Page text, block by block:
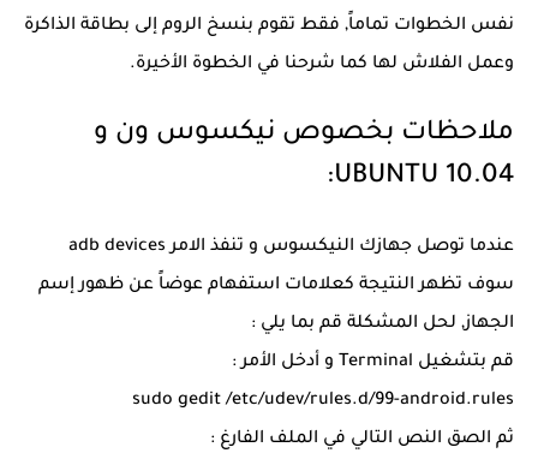
نفس الخطوات تماماً, فقط تقوم بنسخ الروم إلى بطاقة الذاكرة
وعمل الفلاش لها كما شرحنا في الخطوة الأخيرة.
ملاحظات بخصوص نيكسوس ون و
UBUNTU 10.04:
عندما توصل جهازك النيكسوس و تنفذ الامر adb devices
سوف تظهر النتيجة كعلامات استفهام عوضاً عن ظهور إسم
الجهاز, لحل المشكلة قم بما يلي :
قم بتشغيل Terminal و أدخل الأمر :
sudo gedit /etc/udev/rules.d/99-android.rules
ثم الصق النص التالي في الملف الفارغ :